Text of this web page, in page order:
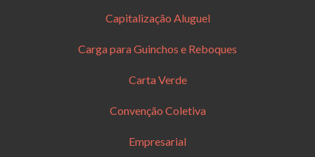
Capitalização Aluguel
Carga para Guinchos e Reboques
Carta Verde
Convenção Coletiva
Empresarial